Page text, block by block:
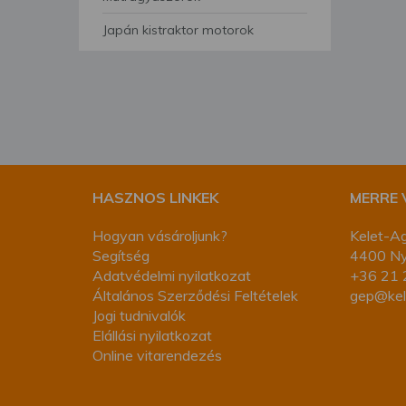
Japán kistraktor motorok
HASZNOS LINKEK
Hogyan vásároljunk?
Segítség
Adatvédelmi nyilatkozat
Általános Szerződési Feltételek
Jogi tudnivalók
Elállási nyilatkozat
Online vitarendezés
MERRE
Kelet-
4400
+36 21